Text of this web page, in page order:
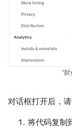
“
对话框打开后，
将代码复制